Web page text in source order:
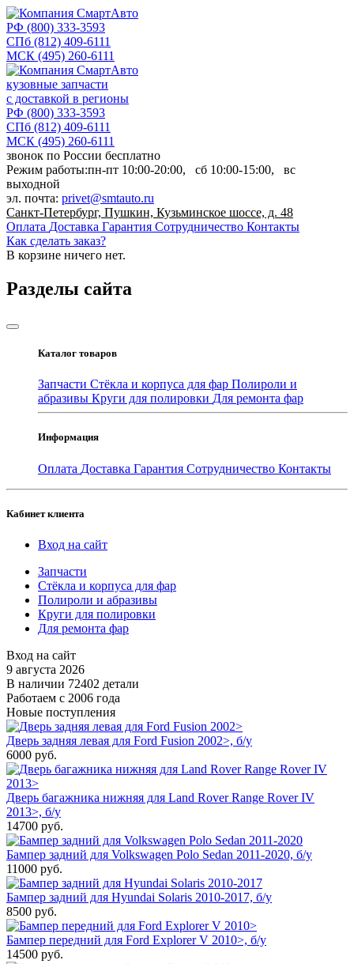
РФ (800) 333-3593
СПб (812) 409-6111
МСК (495) 260-6111
кузовные запчасти
с доставкой в регионы
РФ (800) 333-3593
СПб (812) 409-6111
МСК (495) 260-6111
звонок по России бесплатно
Режим работы:пн-пт 10:00-20:00, сб 10:00-15:00, вс
выходной
эл. почта: privet@smtauto.ru
Санкт-Петербург, Пушкин, Кузьминское шоссе, д. 48
Оплата Доставка Гарантия Сотрудничество Контакты
Как сделать заказ?
В корзине ничего нет.
Разделы сайта
Каталог товаров
Запчасти Стёкла и корпуса для фар Полироли и
абразивы Круги для полировки Для ремонта фар
Информация
Оплата Доставка Гарантия Сотрудничество Контакты
Кабинет клиента
Вход на сайт
Запчасти
Стёкла и корпуса для фар
Полироли и абразивы
Круги для полировки
Для ремонта фар
Вход на сайт
9 августа 2026
В наличии 72402 детали
Работаем с 2006 года
Новые поступления
Дверь задняя левая для Ford Fusion 2002>, б/у
6000 руб.
Дверь багажника нижняя для Land Rover Range Rover IV
2013>, б/у
14700 руб.
Бампер задний для Volkswagen Polo Sedan 2011-2020, б/у
11000 руб.
Бампер задний для Hyundai Solaris 2010-2017, б/у
8500 руб.
Бампер передний для Ford Explorer V 2010>, б/у
14500 руб.